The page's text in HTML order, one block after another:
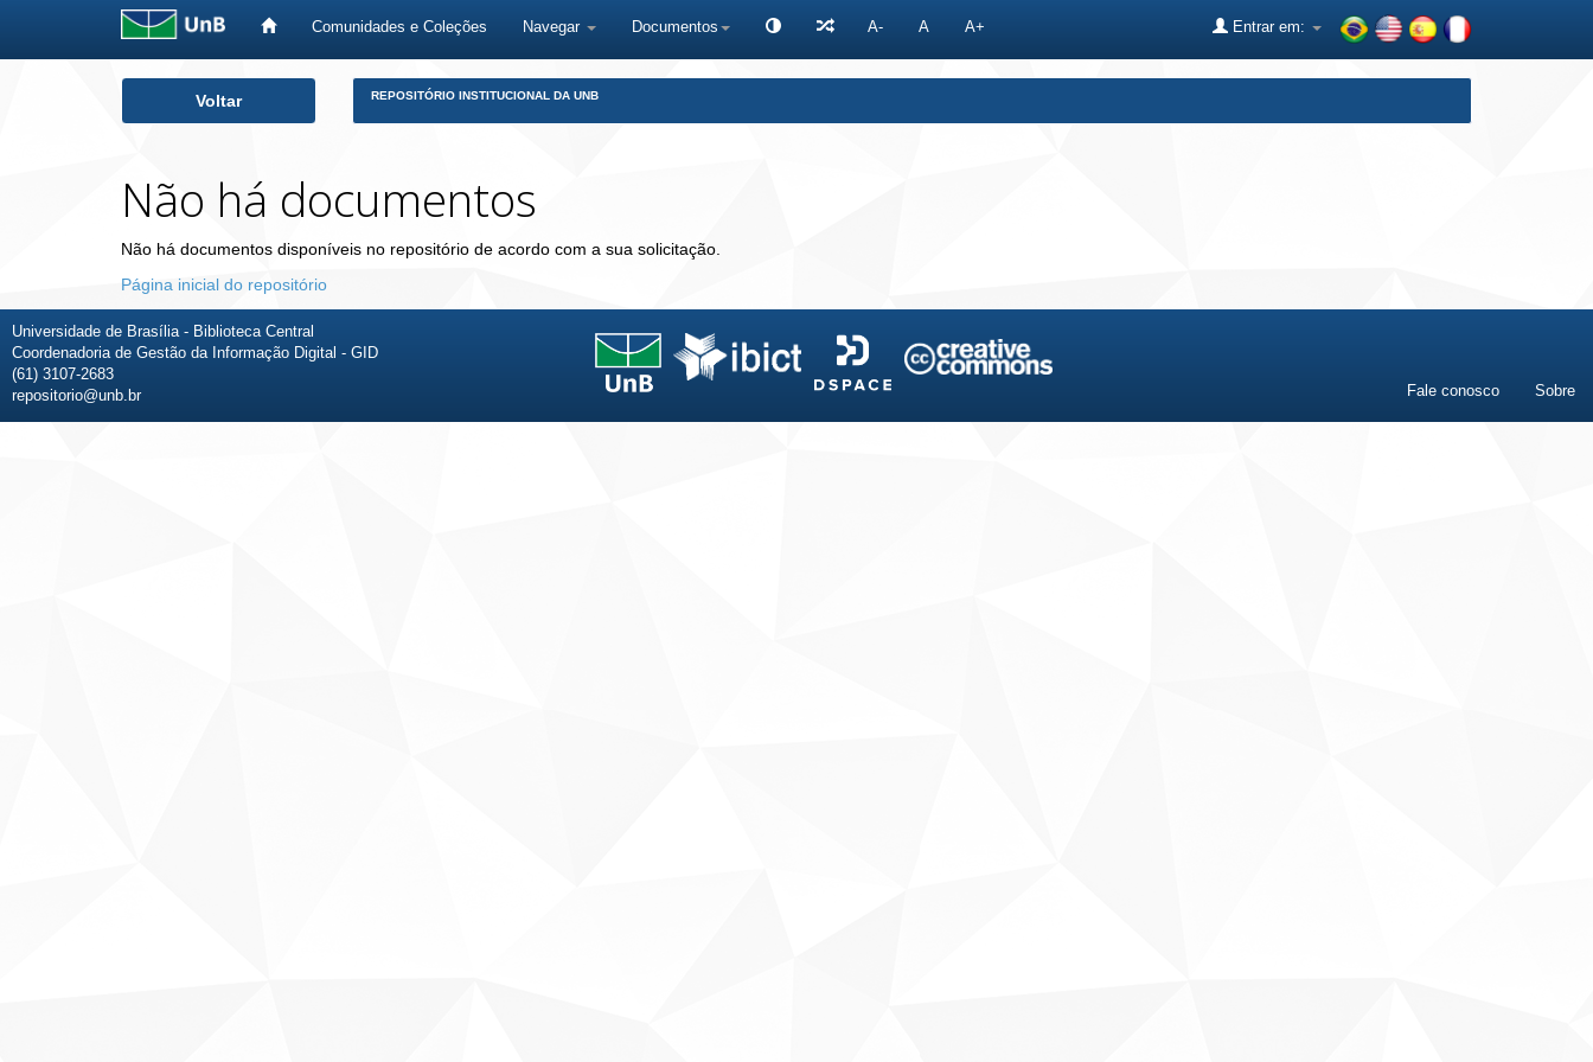
Comunidades e Coleções Navegar Documentos A- A A+ Entrar em:
Voltar REPOSITÓRIO INSTITUCIONAL DA UNB
Não há documentos
Não há documentos disponíveis no repositório de acordo com a sua solicitação.
Página inicial do repositório
Universidade de Brasília - Biblioteca Central
Coordenadoria de Gestão da Informação Digital - GID
(61) 3107-2683
repositorio@unb.br
Fale conosco Sobre